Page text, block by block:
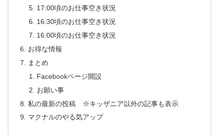
17:00頃のお仕事空き状況
16:30頃のお仕事空き状況
16:00頃のお仕事空き状況
お得な情報
まとめ
Facebookページ開設
お願い事
私の最新の投稿 ※キッザニア以外の記事も表示
マクナルのやる気アップ